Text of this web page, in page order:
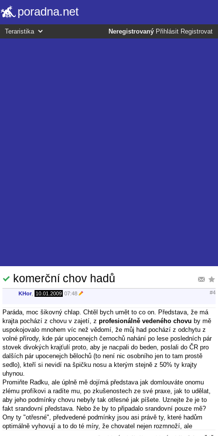
poradna.net
Neregistrovaný Přihlásit Registrovat
komerční chov hadů
KHor 10.01.2009 07:48 #4
Paráda, moc šikovný chlap. Chtěl bych umět to co on. Představa, že má
krajta pochází z chovu v zajetí, z profesionálně vedeného chovu by mě
uspokojovalo mnohem víc než vědomí, že můj had pochází z odchytu z
volné přírody, kde pár upocenejch černochů nahání po lese posledních pár
stovek divokých krajťulí proto, aby je nacpali do beden, poslali do ČR pro
dalších pár upocenejch bělochů (to není nic osobního jen to tam prostě
sedlo), kteří si nevidí na špičku nosu a kterým stejně z 50% ty krajty
uhynou.
Promiňte Radku, ale úplně mě dojímá představa jak domlouváte onomu
zlému profíkovi a radíte mu, po zkušenostech ze své praxe, jak to udělat,
aby jeho podmínky chovu nebyly tak otřesné jak píšete. Uznejte že je to
fakt srandovní představa. Nebo že by to připadalo srandovní pouze mě?
Ony ty "otřesné", předvedené podmínky jsou asi právě ty, které hadům
optimálně vyhovují a to do té míry, že chovatel nejen rozmnoží, ale